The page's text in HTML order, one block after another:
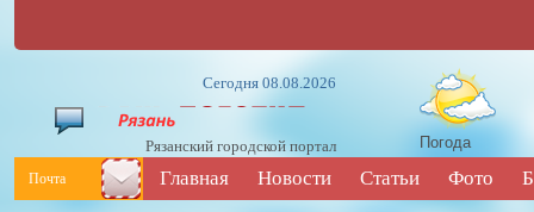
Сегодня 08.08.2026
Рязанский городской портал Погода
Почта Главная Новости Статьи Фото